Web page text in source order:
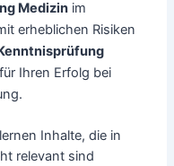
Medizin im
erheblichen Risiken
Ihren Erfolg bei
Inhalte, die in
relevant sind